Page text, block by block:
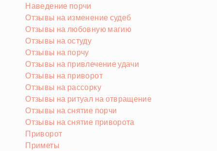
Наведение порчи
Отзывы на изменение судеб
Отзывы на любовную магию
Отзывы на остуду
Отзывы на порчу
Отзывы на привлечение удачи
Отзывы на приворот
Отзывы на рассорку
Отзывы на ритуал на отвращение
Отзывы на снятие порчи
Отзывы на снятие приворота
Приворот
Приметы